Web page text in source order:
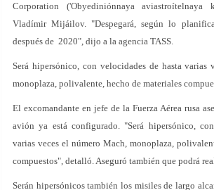
Corporation ('Obyediniónnaya aviastroítelnaya
Vladímir Mijáilov. "Despegará, según lo
después de 2020", dijo a la agencia TASS.
Será hipersónico, con velocidades de hasta varias
monoplaza, polivalente, hecho de materiales
El excomandante en jefe de la Fuerza Aérea rusa
avión ya está configurado. "Será hipersónico,
varias veces el número Mach, monoplaza,
compuestos", detalló. Aseguró también que podrá
Serán hipersónicos también los misiles de largo